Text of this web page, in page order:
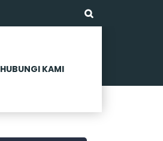
HUBUNGI KAMI